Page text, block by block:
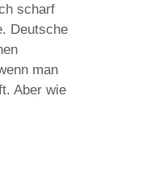
scharf
Deutsche
man
Aber wie